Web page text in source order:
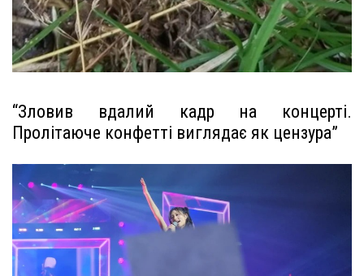
“Зловив вдалий кадр на концерті.
Пролітаюче конфетті виглядає як цензура”